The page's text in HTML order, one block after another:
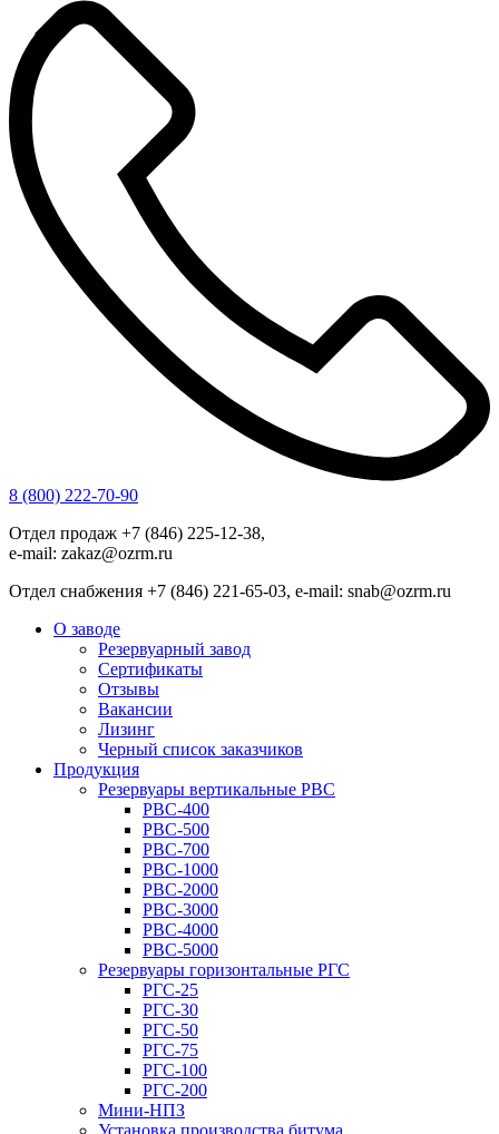
8 (800) 222-70-90
Отдел продаж +7 (846) 225-12-38,
e-mail: zakaz@ozrm.ru
Отдел снабжения +7 (846) 221-65-03, e-mail: snab@ozrm.ru
О заводе
Резервуарный завод
Сертификаты
Отзывы
Вакансии
Лизинг
Черный список заказчиков
Продукция
Резервуары вертикальные РВС
РВС-400
РВС-500
РВС-700
РВС-1000
РВС-2000
РВС-3000
РВС-4000
РВС-5000
Резервуары горизонтальные РГС
РГС-25
РГС-30
РГС-50
РГС-75
РГС-100
РГС-200
Мини-НПЗ
Установка производства битума